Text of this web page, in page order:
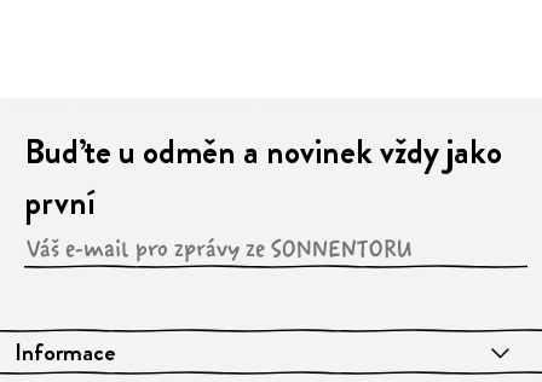
Informace
Buďte u odměn a novinek vždy jako
první